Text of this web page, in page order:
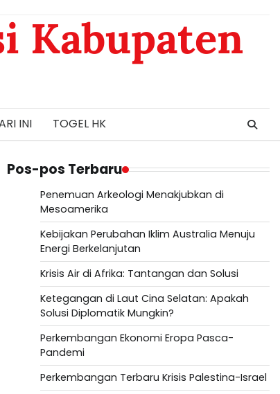
Kabupaten
INI TOGEL HK
Pos-pos Terbaru
Penemuan Arkeologi Menakjubkan di
Mesoamerika
Kebijakan Perubahan Iklim Australia Menuju
Energi Berkelanjutan
Krisis Air di Afrika: Tantangan dan Solusi
Ketegangan di Laut Cina Selatan: Apakah
Solusi Diplomatik Mungkin?
Perkembangan Ekonomi Eropa Pasca-
Pandemi
Perkembangan Terbaru Krisis Palestina-Israel